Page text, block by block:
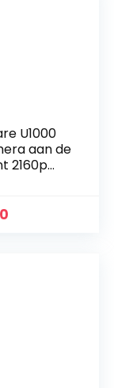
U1000
aan de
2160p
(EU-